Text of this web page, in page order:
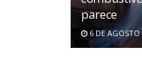
parece
6 DE AGOSTO